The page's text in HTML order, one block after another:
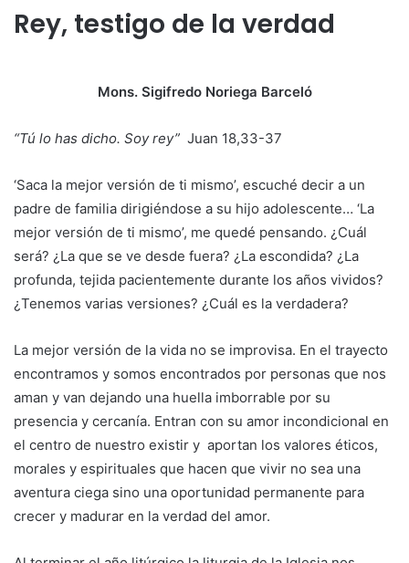
Rey, testigo de la verdad
Mons. Sigifredo Noriega Barceló
“Tú lo has dicho. Soy rey” Juan 18,33-37
‘Saca la mejor versión de ti mismo’, escuché decir a un
padre de familia dirigiéndose a su hijo adolescente… ‘La
mejor versión de ti mismo’, me quedé pensando. ¿Cuál
será? ¿La que se ve desde fuera? ¿La escondida? ¿La
profunda, tejida pacientemente durante los años vividos?
¿Tenemos varias versiones? ¿Cuál es la verdadera?
La mejor versión de la vida no se improvisa. En el trayecto
encontramos y somos encontrados por personas que nos
aman y van dejando una huella imborrable por su
presencia y cercanía. Entran con su amor incondicional en
el centro de nuestro existir y aportan los valores éticos,
morales y espirituales que hacen que vivir no sea una
aventura ciega sino una oportunidad permanente para
crecer y madurar en la verdad del amor.